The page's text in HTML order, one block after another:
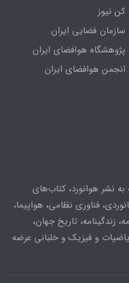
کن نیوز
سازمان فضایی ایران
پژوهشگاه هوافضای ایران
انجمن هوافضای ایران
به نشر هوانورد، کتاب‌های
فناوری نظامی، هواپیما،
زندگینامه، تاریخ جهان،
و فیزیک و خلبانی عرضه